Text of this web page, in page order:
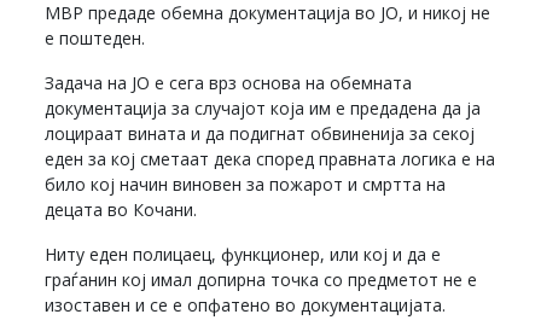
МВР предаде обемна документација во ЈО, и никој не
е поштеден.
Задача на ЈО е сега врз основа на обемната
документација за случајот која им е предадена да ја
лоцираат вината и да подигнат обвиненија за секој
еден за кој сметаат дека според правната логика е на
било кој начин виновен за пожарот и смртта на
децата во Кочани.
Ниту еден полицаец, функционер, или кој и да е
граѓанин кој имал допирна точка со предметот не е
изоставен и се е опфатено во документацијата.